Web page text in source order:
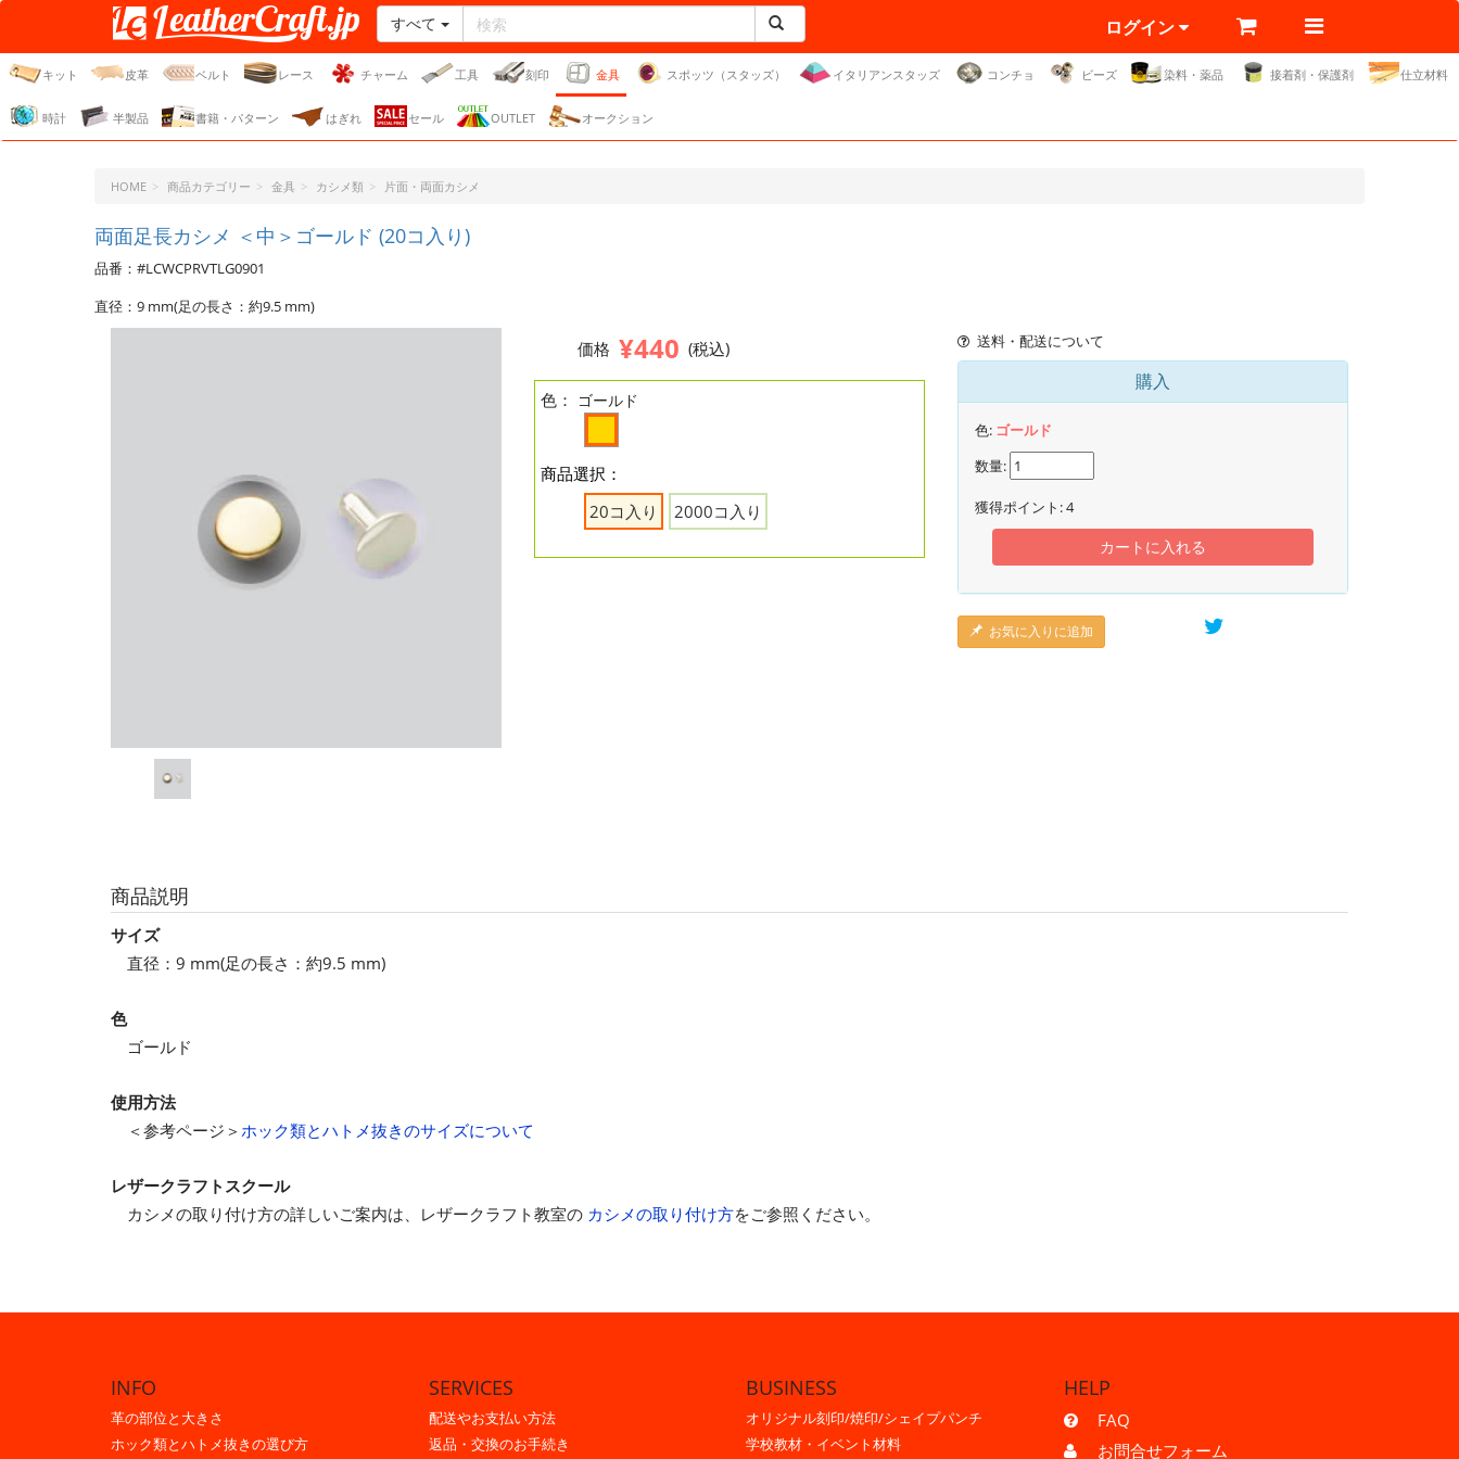
レザークラフト・ドット・
ジェーピー
すべて ログイン
キット 皮革 ベルト レース チャーム 工具 刻印 金具 スポッツ（スタッズ） イタリアンスタッズ コンチョ ビーズ 染料・薬品 接着剤・保護剤 仕立材料
時計 半製品 書籍・パターン はぎれ セール OUTLET オークション
HOME 商品カテゴリー 金具 カシメ類 片面・両面カシメ
両面足長カシメ ＜中＞ゴールド (20コ入り)
品番：#LCWCPRVTLG0901
直径：9 mm(足の長さ：約9.5 mm)
価格 ¥440 (税込)
色： ゴールド
商品選択：
20コ入り
2000コ入り
送料・配送について
購入
色: ゴールド
数量:
獲得ポイント:4
カートに入れる
お気に入りに追加
商品説明
サイズ
直径：9 mm(足の長さ：約9.5 mm)
色
ゴールド
使用方法
＜参考ページ＞ ホック類とハトメ抜きのサイズについて
レザークラフトスクール
カシメの取り付け方の詳しいご案内は、レザークラフト教室の カシメの取り付け方をご参照ください。
INFO
革の部位と大きさ
ホック類とハトメ抜きの選び方
SERVICES
配送やお支払い方法
返品・交換のお手続き
BUSINESS
オリジナル刻印/焼印/シェイプパンチ
学校教材・イベント材料
HELP
FAQ
お問合せフォーム